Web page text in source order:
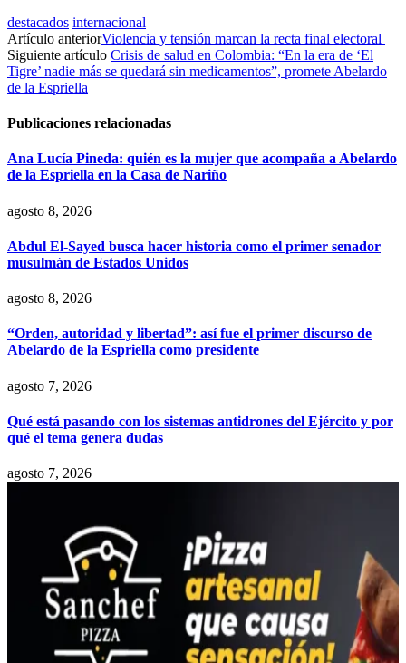
destacados internacional
Artículo anteriorViolencia y tensión marcan la recta final electoral
Siguiente artículo Crisis de salud en Colombia: “En la era de ‘El
Tigre’ nadie más se quedará sin medicamentos”, promete Abelardo
de la Espriella
Publicaciones relacionadas
Ana Lucía Pineda: quién es la mujer que acompaña a Abelardo
de la Espriella en la Casa de Nariño
agosto 8, 2026
Abdul El-Sayed busca hacer historia como el primer senador
musulmán de Estados Unidos
agosto 8, 2026
“Orden, autoridad y libertad”: así fue el primer discurso de
Abelardo de la Espriella como presidente
agosto 7, 2026
Qué está pasando con los sistemas antidrones del Ejército y por
qué el tema genera dudas
agosto 7, 2026